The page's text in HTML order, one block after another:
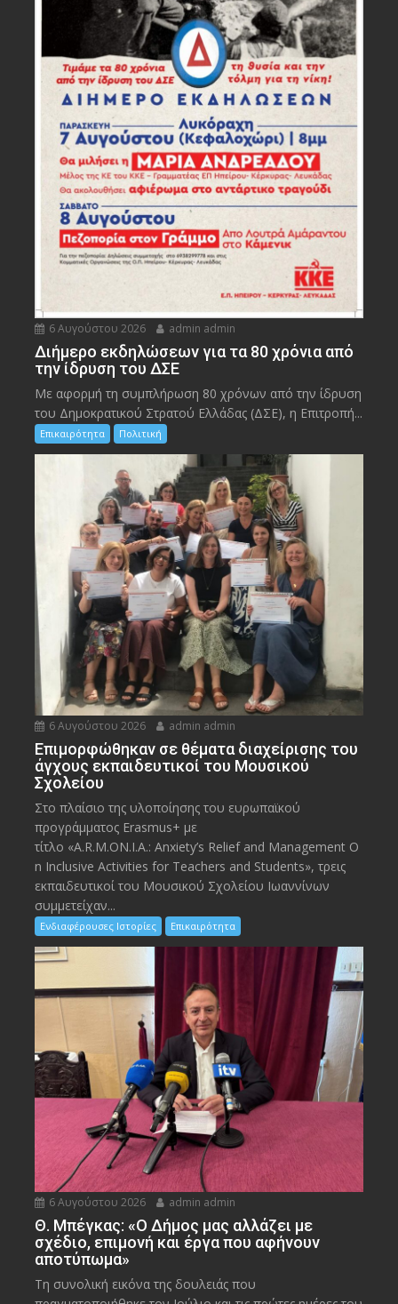
6 Αυγούστου 2026 admin admin
Διήμερο εκδηλώσεων για τα 80 χρόνια από
την ίδρυση του ΔΣΕ
Με αφορμή τη συμπλήρωση 80 χρόνων από την ίδρυση
του Δημοκρατικού Στρατού Ελλάδας (ΔΣΕ), η Επιτροπή...
Επικαιρότητα Πολιτική
6 Αυγούστου 2026 admin admin
Eπιμορφώθηκαν σε θέματα διαχείρισης του
άγχους εκπαιδευτικοί του Μουσικού
Σχολείου
Στο πλαίσιο της υλοποίησης του ευρωπαϊκού
προγράμματος Erasmus+ με
τίτλο «A.R.M.ON.I.A.: Anxiety’s Relief and Management O
n Inclusive Activities for Teachers and Students», τρεις
εκπαιδευτικοί του Μουσικού Σχολείου Ιωαννίνων
συμμετείχαν...
Ενδιαφέρουσες Ιστορίες Επικαιρότητα
6 Αυγούστου 2026 admin admin
Θ. Μπέγκας: «Ο Δήμος μας αλλάζει με
σχέδιο, επιμονή και έργα που αφήνουν
αποτύπωμα»
Τη συνολική εικόνα της δουλειάς που